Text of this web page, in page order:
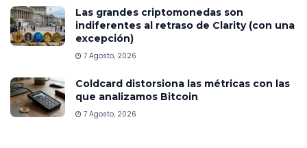
Las grandes criptomonedas son
indiferentes al retraso de Clarity (con una
excepción)
7 Agosto, 2026
Coldcard distorsiona las métricas con las
que analizamos Bitcoin
7 Agosto, 2026